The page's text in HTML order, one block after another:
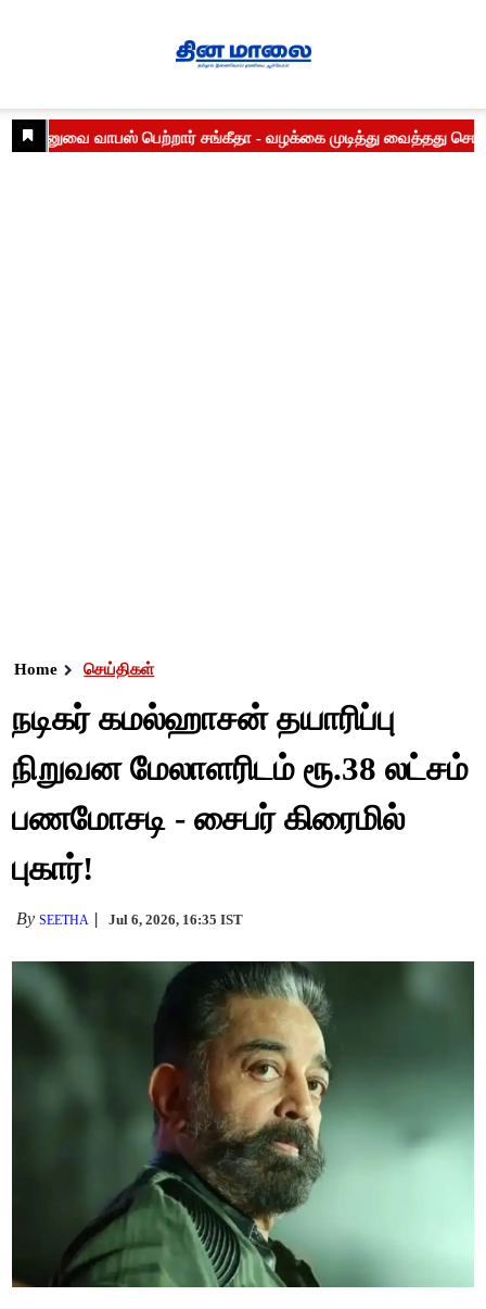
Home செய்திகள்
நடிகர் கமல்ஹாசன் தயாரிப்பு
நிறுவன மேலாளரிடம் ரூ.38 லட்சம்
பணமோசடி - சைபர் கிரைமில்
புகார்!
BySEETHA Jul 6, 2026, 16:35 IST